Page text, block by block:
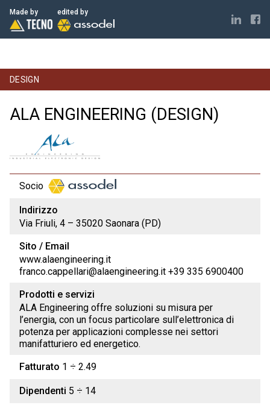
Made by edited by
ELECTRONICS MADE IN ITALY
DESIGN
ALA ENGINEERING (DESIGN)
Socio
Indirizzo
Via Friuli, 4 – 35020 Saonara (PD)
Sito / Email
www.alaengineering.it
franco.cappellari@alaengineering.it +39 335 6900400
Prodotti e servizi
ALA Engineering offre soluzioni su misura per
l’energia, con un focus particolare sull’elettronica di
potenza per applicazioni complesse nei settori
manifatturiero ed energetico.
Fatturato 1 ÷ 2.49
Dipendenti 5 ÷ 14